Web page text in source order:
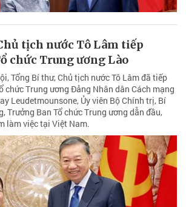
tịch nước Tô Lâm tiếp
chức Trung ương Lào
Tổng Bí thư, Chủ tịch nước Tô Lâm đã tiếp
chức Trung ương Đảng Nhân dân Cách mạng
Leudetmounsone, Ủy viên Bộ Chính trị, Bí
Trưởng Ban Tổ chức Trung ương dẫn đầu,
làm việc tại Việt Nam.